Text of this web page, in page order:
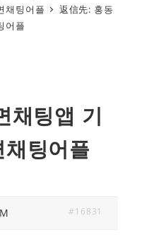
채팅어플
返信先: 홍동
어플
채팅앱 기
팅어플
#16831